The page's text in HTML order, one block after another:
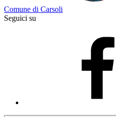
Comune di Carsoli
Seguici su